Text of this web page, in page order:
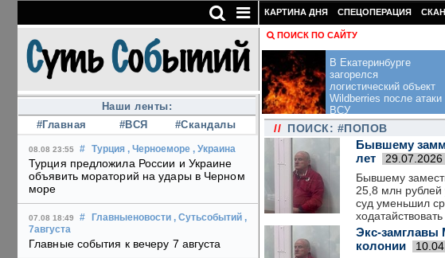
Наши ленты:
#Главная
#ВСЯ #Скандалы
08.08 23:55 # Турция , Черноеморе , Украина
Турция предложила России и Украине
объявить мораторий на удары в Черном
море
07.08 18:49 # Главныеновости , Сутьсобытий ,
7августа
Главные события к вечеру 7 августа
КАРТИНА ДНЯ СПЕЦОПЕРАЦИЯ
ПОИСК ПО САЙТУ
В Екатеринбурге
загорелся
логистический объект
Wildberries после атаки
ВСУ
// ПОИСК: #ПОПОВ
Бывшему
лет
29.07.2026
Бывшему
25,8 млн рублей
суд уменьшил
Экс-замглавы
колонии